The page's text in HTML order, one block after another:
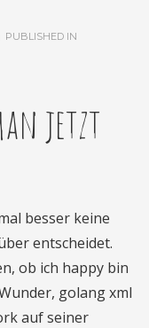
PUBLISHED IN
jetzt
besser keine
entscheidet.
ob ich happy bin
golang xml
auf seiner